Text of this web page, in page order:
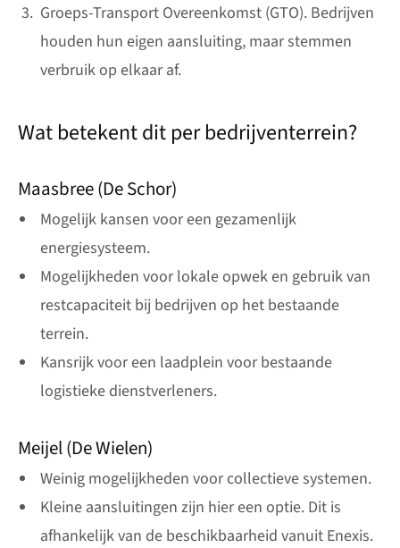
Groeps-Transport Overeenkomst (GTO). Bedrijven
houden hun eigen aansluiting, maar stemmen
verbruik op elkaar af.
Wat betekent dit per bedrijventerrein?
Maasbree (De Schor)
Mogelijk kansen voor een gezamenlijk
energiesysteem.
Mogelijkheden voor lokale opwek en gebruik van
restcapaciteit bij bedrijven op het bestaande
terrein.
Kansrijk voor een laadplein voor bestaande
logistieke dienstverleners.
Meijel (De Wielen)
Weinig mogelijkheden voor collectieve systemen.
Kleine aansluitingen zijn hier een optie. Dit is
afhankelijk van de beschikbaarheid vanuit Enexis.